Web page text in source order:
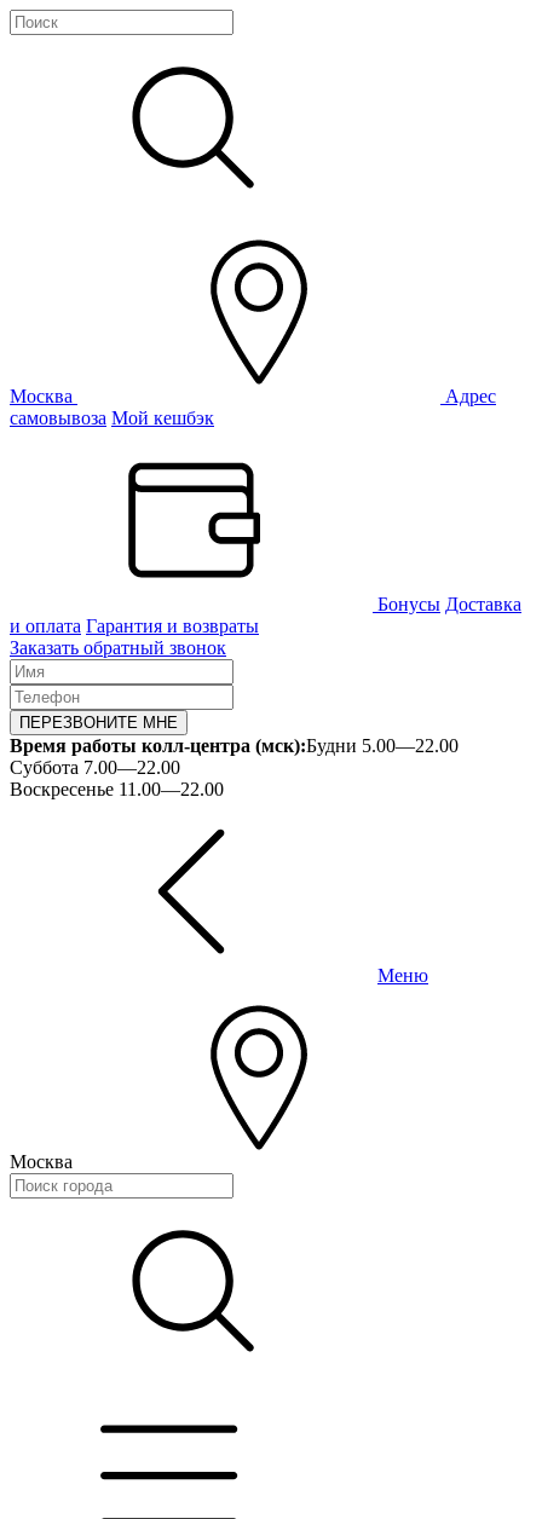
Москва
Адрес
самовывоза Мой кешбэк
Бонусы Доставка
и оплата Гарантия и возвраты
Заказать обратный звонок
ПЕРЕЗВОНИТЕ МНЕ
Время работы колл-центра (мск):Будни 5.00—22.00
Суббота 7.00—22.00
Воскресенье 11.00—22.00
Меню
Москва